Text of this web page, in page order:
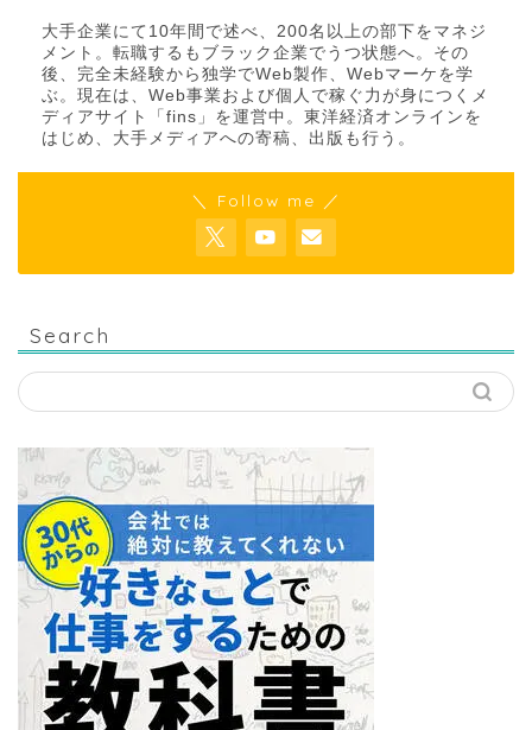
大手企業にて10年間で述べ、200名以上の部下をマネジ
メント。転職するもブラック企業でうつ状態へ。その
後、完全未経験から独学でWeb製作、Webマーケを学
ぶ。現在は、Web事業および個人で稼ぐ力が身につくメ
ディアサイト「fins」を運営中。東洋経済オンラインを
はじめ、大手メディアへの寄稿、出版も行う。
＼ Follow me ／
Search